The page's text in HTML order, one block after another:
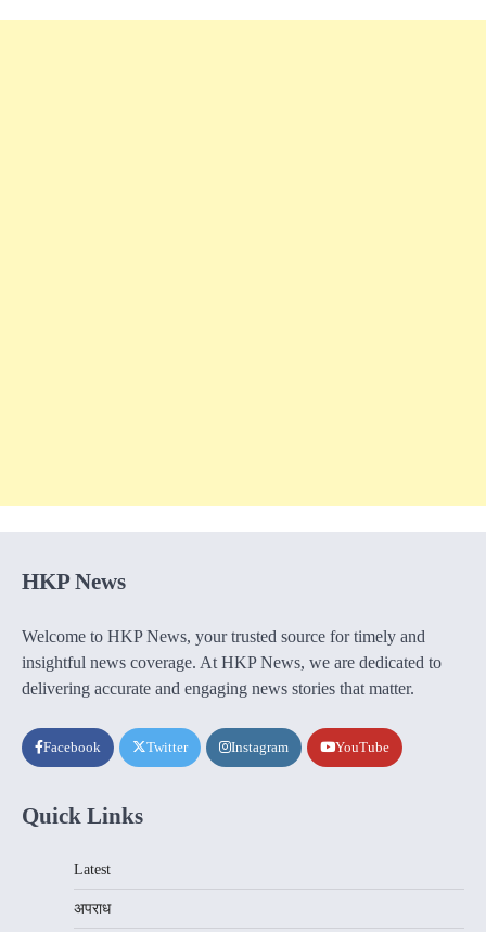
HKP News
Welcome to HKP News, your trusted source for timely and
insightful news coverage. At HKP News, we are dedicated to
delivering accurate and engaging news stories that matter.
Facebook Twitter Instagram YouTube
Quick Links
Latest
अपराध